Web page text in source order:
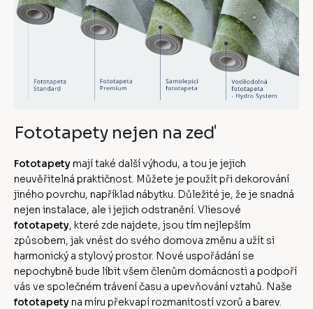
Fototapety nejen na zeď
Fototapetymají také další výhodu, a tou je jejich
neuvěřitelná praktičnost. Můžete je použít při dekorování
jiného povrchu, například nábytku. Důležité je, že je snadná
nejen instalace, ale i jejich odstranění. Vliesové
fototapety, které zde najdete, jsou tím nejlepším
způsobem, jak vnést do svého domova změnu a užít si
harmonický a stylový prostor. Nové uspořádání se
nepochybně bude líbit všem členům domácnosti a podpoří
vás ve společném trávení času a upevňování vztahů. Naše
fototapetyna míru překvapí rozmanitostí vzorů a barev.